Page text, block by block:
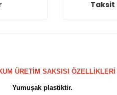
Taksit
ÜRETİM SAKSISI ÖZELLİKLERİ
Yumuşak plastiktir.